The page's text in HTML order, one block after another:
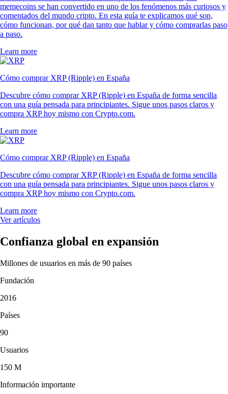
memecoins se han convertido en uno de los fenómenos más curiosos y
comentados del mundo cripto. En esta guía te explicamos qué son,
cómo funcionan, por qué dan tanto que hablar y cómo comprarlas paso
a paso.
Learn more
Cómo comprar XRP (Ripple) en España
Descubre cómo comprar XRP (Ripple) en España de forma sencilla
con una guía pensada para principiantes. Sigue unos pasos claros y
compra XRP hoy mismo con Crypto.com.
Learn more
Cómo comprar XRP (Ripple) en España
Descubre cómo comprar XRP (Ripple) en España de forma sencilla
con una guía pensada para principiantes. Sigue unos pasos claros y
compra XRP hoy mismo con Crypto.com.
Learn more
Ver artículos
Confianza global en expansión
Millones de usuarios en más de 90 países
Fundación
2016
Países
90
Usuarios
150 M
Información importante